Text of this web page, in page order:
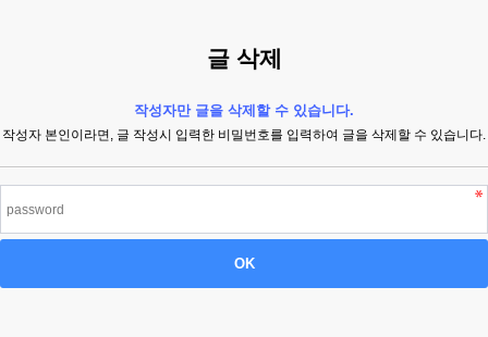
글 삭제
작성자만 글을 삭제할 수 있습니다.
작성자 본인이라면, 글 작성시 입력한 비밀번호를 입력하여 글을 삭제할 수 있습니다.